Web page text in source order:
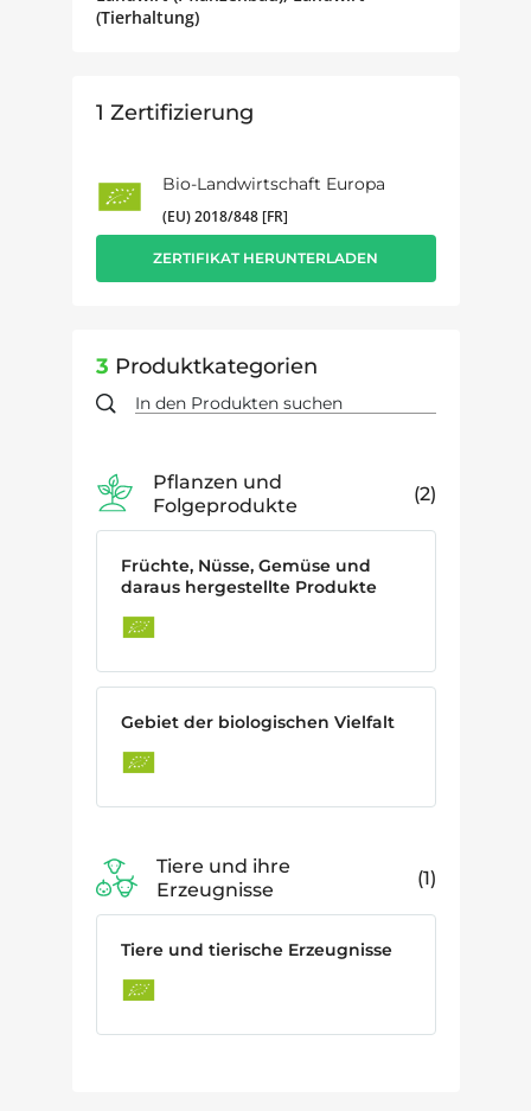
(Tierhaltung)
1 Zertifizierung
Bio-Landwirtschaft Europa
(EU) 2018/848 [FR]
ZERTIFIKAT HERUNTERLADEN
3 Produktkategorien
Pflanzen und
Folgeprodukte
2
Früchte, Nüsse, Gemüse und
daraus hergestellte Produkte
Gebiet der biologischen Vielfalt
Tiere und ihre
Erzeugnisse
1
Tiere und tierische Erzeugnisse